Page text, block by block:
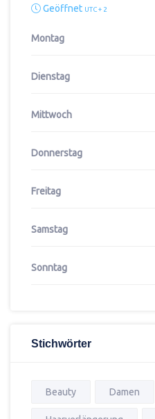
Geöffnet UTC + 2
Montag
Dienstag
Mittwoch
Donnerstag
Freitag
Samstag
Sonntag
Stichwörter
Beauty Damen